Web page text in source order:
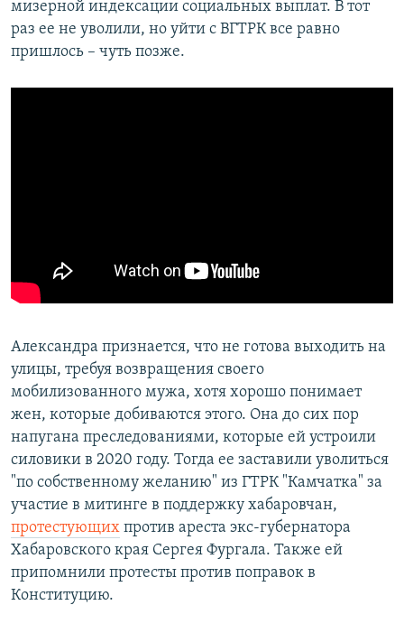
мизерной индексации социальных выплат. В тот
раз ее не уволили, но уйти с ВГТРК все равно
пришлось – чуть позже.
Александра признается, что не готова выходить на
улицы, требуя возвращения своего
мобилизованного мужа, хотя хорошо понимает
жен, которые добиваются этого. Она до сих пор
напугана преследованиями, которые ей устроили
силовики в 2020 году. Тогда ее заставили уволиться
"по собственному желанию" из ГТРК "Камчатка" за
участие в митинге в поддержку хабаровчан,
протестующих против ареста экс-губернатора
Хабаровского края Сергея Фургала. Также ей
припомнили протесты против поправок в
Конституцию.